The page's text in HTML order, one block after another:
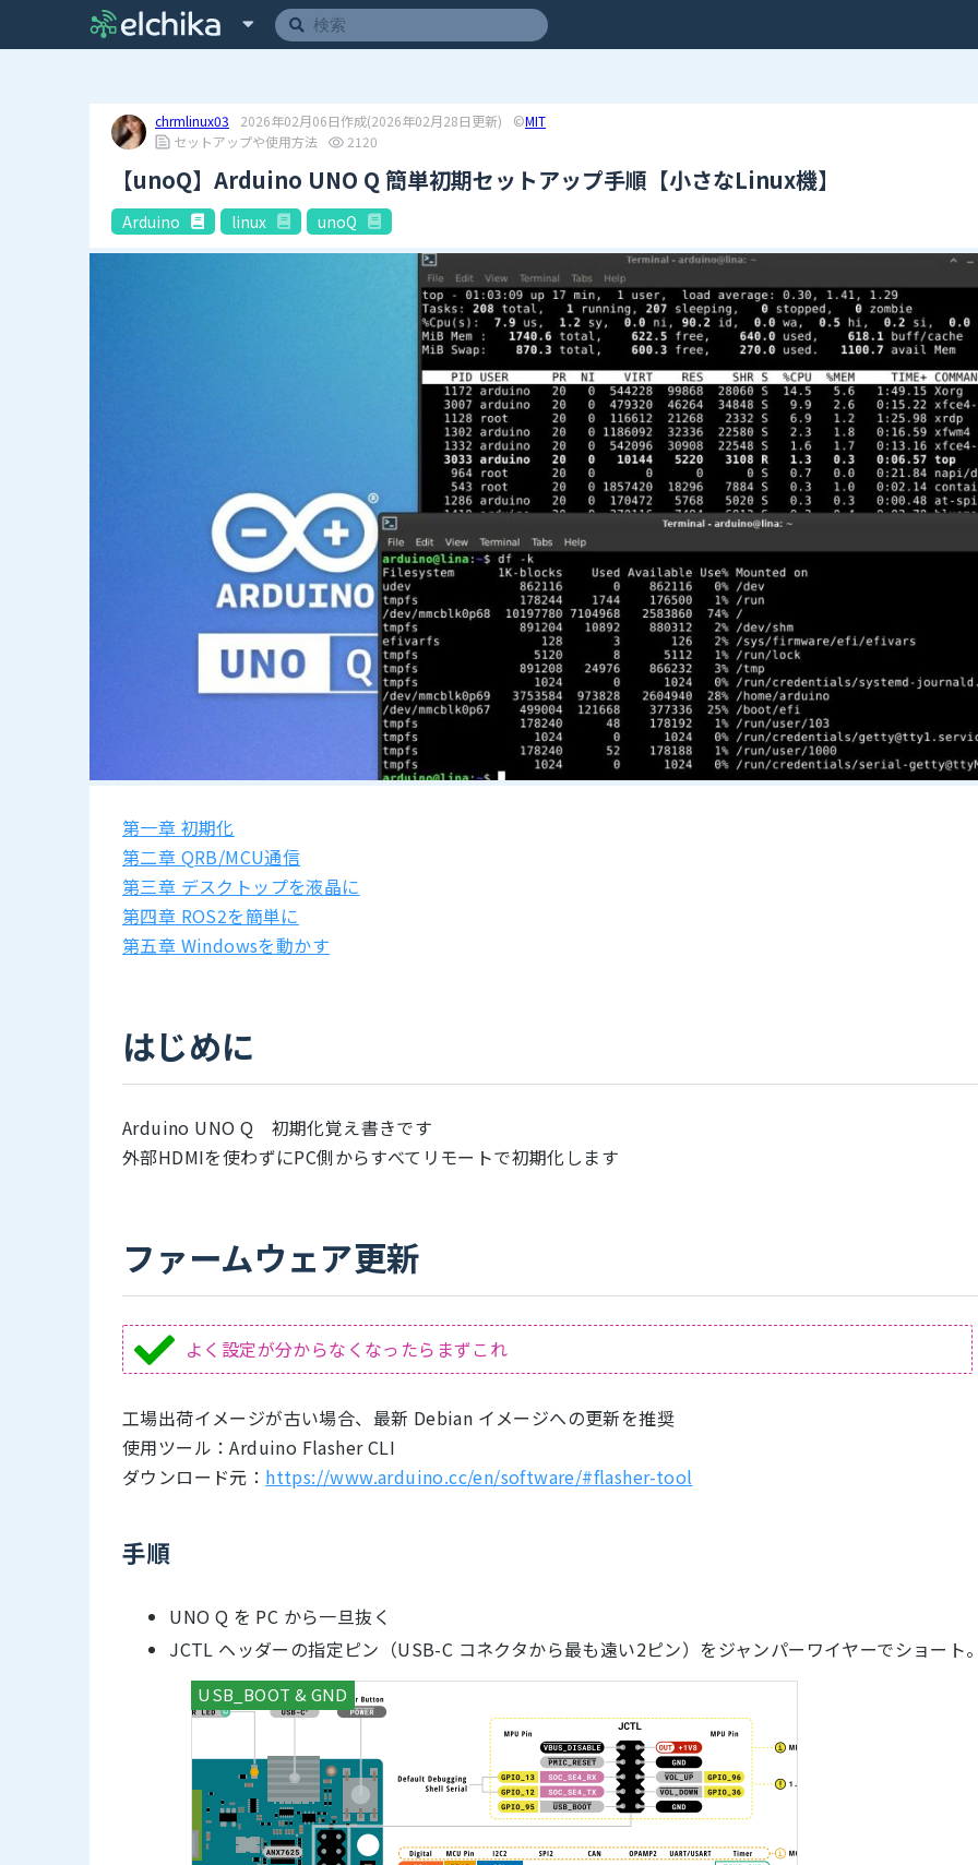
chrmlinux03 2026年02月06日作成(2026年02月28日更新) ©MIT
セットアップや使用方法
2120
【unoQ】Arduino UNO Q 簡単初期セットアップ手順【小さなLinux機】
Arduino linux unoQ
第一章 初期化
第二章 QRB/MCU通信
第三章 デスクトップを液晶に
第四章 ROS2を簡単に
第五章 Windowsを動かす
はじめに
Arduino UNO Q 初期化覚え書きです
外部HDMIを使わずにPC側からすべてリモートで初期化します
ファームウェア更新
よく設定が分からなくなったらまずこれ
工場出荷イメージが古い場合、最新 Debian イメージへの更新を推奨
使用ツール：Arduino Flasher CLI
ダウンロード元： https://www.arduino.cc/en/software/#flasher-tool
手順
UNO Q を PC から一旦抜く
JCTL ヘッダーの指定ピン（USB-C コネクタから最も遠い2ピン）をジャンパーワイヤーでショート